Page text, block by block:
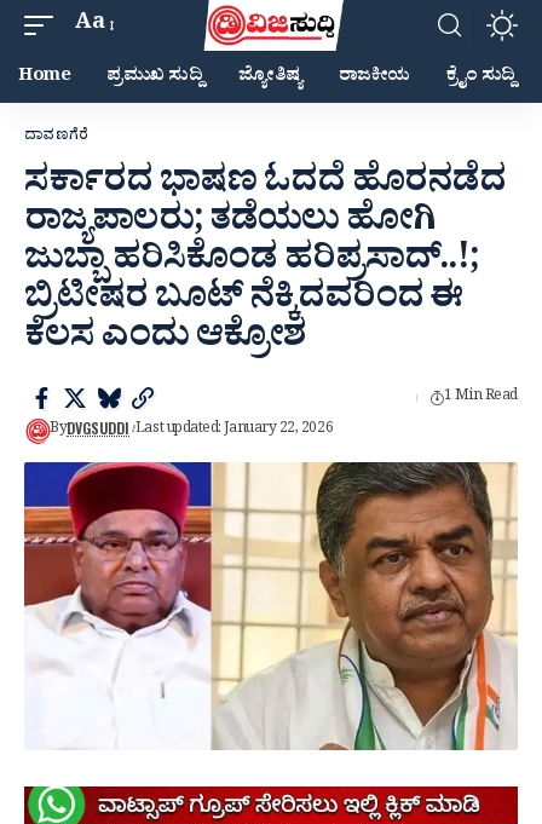
Aa
Home ಪ್ರಮುಖ ಸುದ್ದಿ ಜ್ಯೋತಿಷ್ಯ ರಾಜಕೀಯ ಕ್ರೈಂ ಸುದ್ದಿ
ದಾವಣಗೆರೆ
ಸರ್ಕಾರದ ಭಾಷಣ ಓದದೆ ಹೊರನಡೆದ
ರಾಜ್ಯಪಾಲರು; ತಡೆಯಲು ಹೋಗಿ
ಜುಬ್ಬಾ ಹರಿಸಿಕೊಂಡ ಹರಿಪ್ರಸಾದ್..!;
ಬ್ರಿಟೀಷರ ಬೂಟ್ ನೆಕ್ಕಿದವರಿಂದ ಈ
ಕೆಲಸ ಎಂದು ಆಕ್ರೋಶ
ByDVGSUDDI Last updated: January 22, 2026
1 Min Read